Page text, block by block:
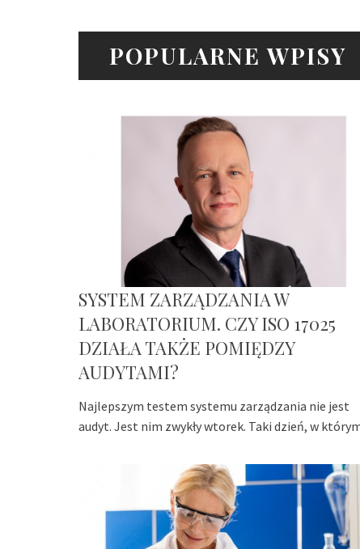
POPULARNE WPISY
SYSTEM ZARZĄDZANIA W
LABORATORIUM. CZY ISO 17025
DZIAŁA TAKŻE POMIĘDZY
AUDYTAMI?
Najlepszym testem systemu zarządzania nie jest
audyt. Jest nim zwykły wtorek. Taki dzień, w